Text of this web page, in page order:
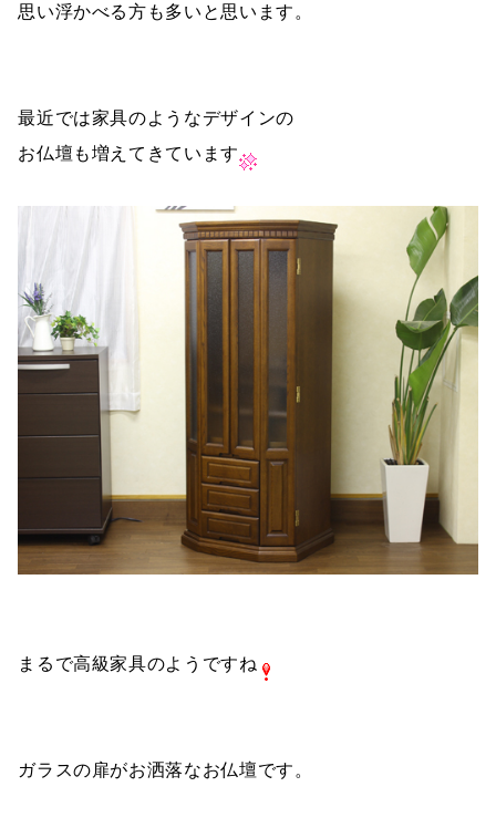
思い浮かべる方も多いと思います。
最近では家具のようなデザインの
お仏壇も増えてきています
まるで高級家具のようですね
ガラスの扉がお洒落なお仏壇です。